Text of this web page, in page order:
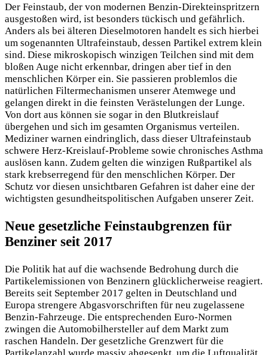
Der Feinstaub, der von modernen Benzin-Direkteinspritzern
ausgestoßen wird, ist besonders tückisch und gefährlich.
Anders als bei älteren Dieselmotoren handelt es sich hierbei
um sogenannten Ultrafeinstaub, dessen Partikel extrem klein
sind. Diese mikroskopisch winzigen Teilchen sind mit dem
bloßen Auge nicht erkennbar, dringen aber tief in den
menschlichen Körper ein. Sie passieren problemlos die
natürlichen Filtermechanismen unserer Atemwege und
gelangen direkt in die feinsten Verästelungen der Lunge.
Von dort aus können sie sogar in den Blutkreislauf
übergehen und sich im gesamten Organismus verteilen.
Mediziner warnen eindringlich, dass dieser Ultrafeinstaub
schwere Herz-Kreislauf-Probleme sowie chronisches Asthma
auslösen kann. Zudem gelten die winzigen Rußpartikel als
stark krebserregend für den menschlichen Körper. Der
Schutz vor diesen unsichtbaren Gefahren ist daher eine der
wichtigsten gesundheitspolitischen Aufgaben unserer Zeit.
Neue gesetzliche Feinstaubgrenzen für
Benziner seit 2017
Die Politik hat auf die wachsende Bedrohung durch die
Partikelemissionen von Benzinern glücklicherweise reagiert.
Bereits seit September 2017 gelten in Deutschland und
Europa strengere Abgasvorschriften für neu zugelassene
Benzin-Fahrzeuge. Die entsprechenden Euro-Normen
zwingen die Automobilhersteller auf dem Markt zum
raschen Handeln. Der gesetzliche Grenzwert für die